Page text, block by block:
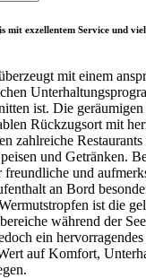
mit exzellentem Service und
mit einem
ist. Die
Rückzugsort mit
zahlreiche
und Getränken.
freundliche und
an Bord
ist die
während der
ein
auf Komfort,